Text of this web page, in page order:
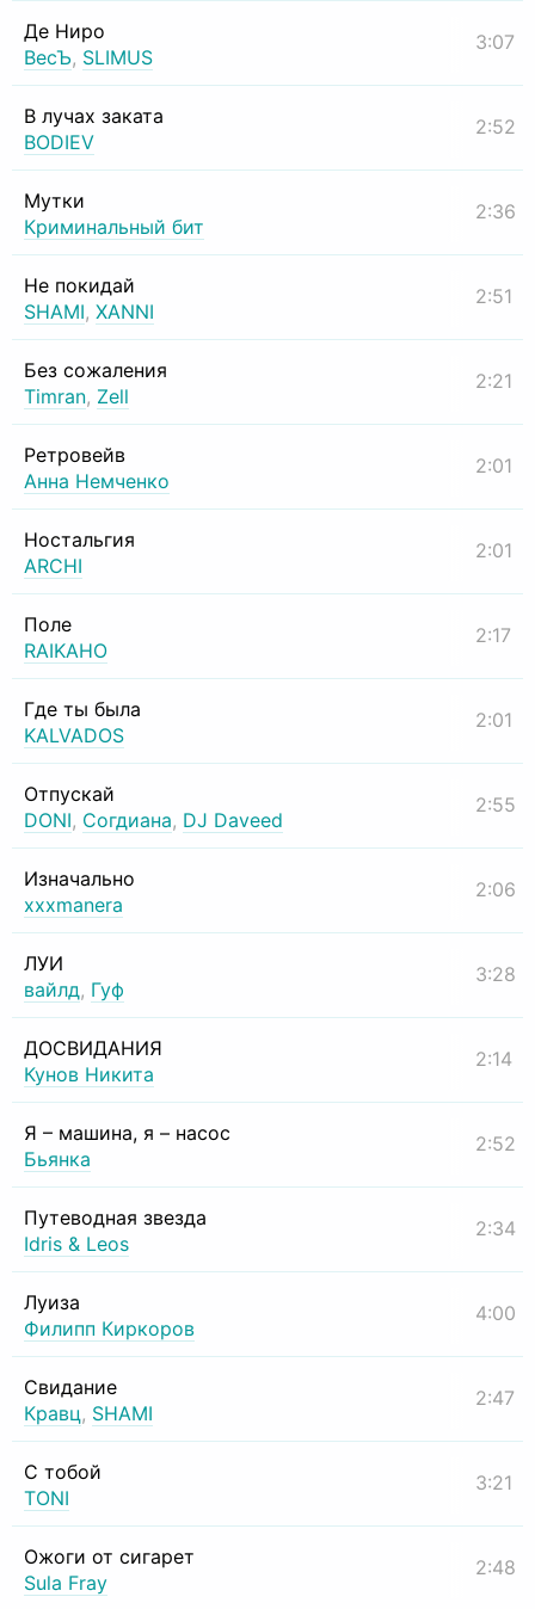
Де Ниро
ВесЪ, SLIMUS
3:07
В лучах заката
BODIEV
2:52
Мутки
Криминальный бит
2:36
Не покидай
SHAMI, XANNI
2:51
Без сожаления
Timran, Zell
2:21
Ретровейв
Анна Немченко
2:01
Ностальгия
ARCHI
2:01
Поле
RAIKAHO
2:17
Где ты была
KALVADOS
2:01
Отпускай
DONI, Согдиана, DJ Daveed
2:55
Изначально
xxxmanera
2:06
ЛУИ
вайлд, Гуф
3:28
ДОСВИДАНИЯ
Кунов Никита
2:14
Я – машина, я – насос
Бьянка
2:52
Путеводная звезда
Idris & Leos
2:34
Луиза
Филипп Киркоров
4:00
Свидание
Кравц, SHAMI
2:47
С тобой
TONI
3:21
Ожоги от сигарет
Sula Fray
2:48